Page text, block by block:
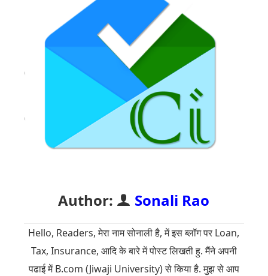
Author: Sonali Rao
Hello, Readers, मेरा नाम सोनाली है, में इस ब्लॉग पर Loan,
Tax, Insurance, आदि के बारे में पोस्ट लिखती हु. मैंने अपनी
पढाई में B.com (Jiwaji University) से किया है. मुझ से आप